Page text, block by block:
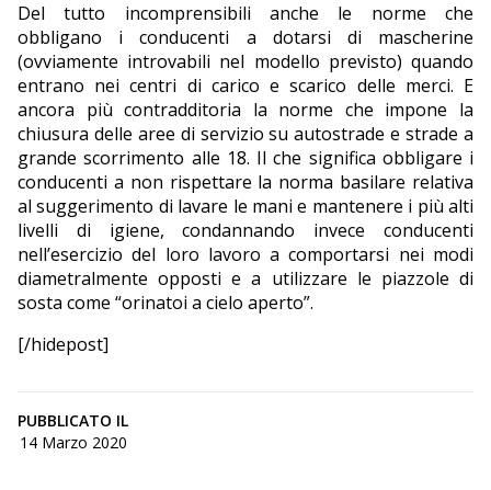
Del tutto incomprensibili anche le norme che
obbligano i conducenti a dotarsi di mascherine
(ovviamente introvabili nel modello previsto) quando
entrano nei centri di carico e scarico delle merci. E
ancora più contradditoria la norme che impone la
chiusura delle aree di servizio su autostrade e strade a
grande scorrimento alle 18. Il che significa obbligare i
conducenti a non rispettare la norma basilare relativa
al suggerimento di lavare le mani e mantenere i più alti
livelli di igiene, condannando invece conducenti
nell’esercizio del loro lavoro a comportarsi nei modi
diametralmente opposti e a utilizzare le piazzole di
sosta come “orinatoi a cielo aperto”.
[/hidepost]
PUBBLICATO IL
14 Marzo 2020